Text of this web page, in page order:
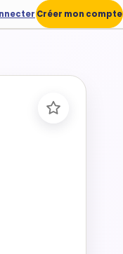
Créer mon compte